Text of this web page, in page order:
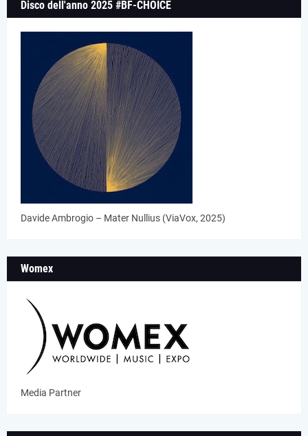
Disco dell'anno 2025 #BF-CHOICE
Davide Ambrogio – Mater Nullius (ViaVox, 2025)
Womex
Media Partner